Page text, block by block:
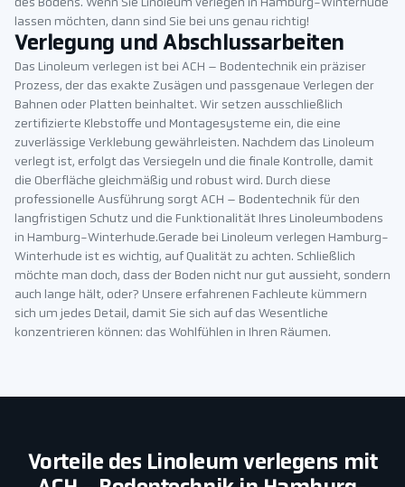
des Bodens. Wenn Sie Linoleum verlegen in Hamburg-Winterhude
lassen möchten, dann sind Sie bei uns genau richtig!
Verlegung und Abschlussarbeiten
Das Linoleum verlegen ist bei ACH – Bodentechnik ein präziser
Prozess, der das exakte Zusägen und passgenaue Verlegen der
Bahnen oder Platten beinhaltet. Wir setzen ausschließlich
zertifizierte Klebstoffe und Montagesysteme ein, die eine
zuverlässige Verklebung gewährleisten. Nachdem das Linoleum
verlegt ist, erfolgt das Versiegeln und die finale Kontrolle, damit
die Oberfläche gleichmäßig und robust wird. Durch diese
professionelle Ausführung sorgt ACH – Bodentechnik für den
langfristigen Schutz und die Funktionalität Ihres Linoleumbodens
in Hamburg-Winterhude.Gerade bei Linoleum verlegen Hamburg-
Winterhude ist es wichtig, auf Qualität zu achten. Schließlich
möchte man doch, dass der Boden nicht nur gut aussieht, sondern
auch lange hält, oder? Unsere erfahrenen Fachleute kümmern
sich um jedes Detail, damit Sie sich auf das Wesentliche
konzentrieren können: das Wohlfühlen in Ihren Räumen.
Vorteile des Linoleum verlegens mit